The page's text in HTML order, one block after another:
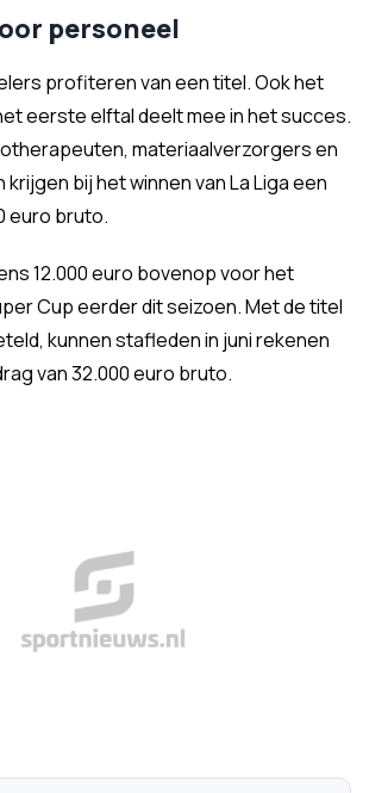
personeel
profiteren van een titel. Ook het
eerste elftal deelt mee in het succes.
materiaalverzorgers en
bij het winnen van La Liga een
euro bruto.
12.000 euro bovenop voor het
Cup eerder dit seizoen. Met de titel
kunnen stafleden in juni rekenen
van 32.000 euro bruto.